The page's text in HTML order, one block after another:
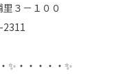
３－１００
✨・・・・・✨